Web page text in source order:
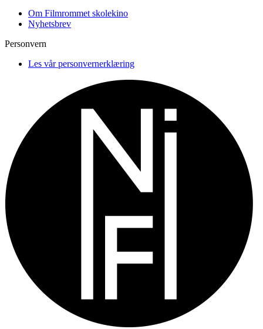
Om Filmrommet skolekino
Nyhetsbrev
Personvern
Les vår personvernerklæring